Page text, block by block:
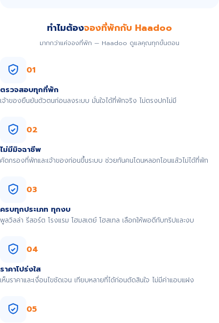
ทำไมต้องจองที่พักกับ Haadoo
มากกว่าแค่จองที่พัก — Haadoo ดูแลคุณทุกขั้นตอน
01
ตรวจสอบทุกที่พัก
เจ้าของยืนยันตัวตนก่อนลงระบบ มั่นใจได้ที่พักจริง ไม่ตรงปกไม่มี
02
ไม่มีมิจฉาชีพ
คัดกรองที่พักและเจ้าของก่อนขึ้นระบบ ช่วยกันคนโดนหลอกโอนแล้วไม่ได้ที่พัก
03
ครบทุกประเภท ทุกงบ
พูลวิลล่า รีสอร์ต โรงแรม โฮมสเตย์ โฮสเทล เลือกให้พอดีกับทริปและงบ
04
ราคาโปร่งใส
เห็นราคาและเงื่อนไขชัดเจน เทียบหลายที่ได้ก่อนตัดสินใจ ไม่มีค่าแอบแฝง
05